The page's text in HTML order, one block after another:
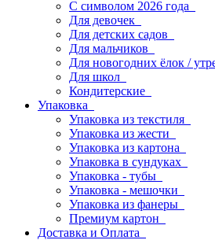
С символом 2026 года
Для девочек
Для детских садов
Для мальчиков
Для новогодних ёлок /
Для школ
Кондитерские
Упаковка
Упаковка из текстиля
Упаковка из жести
Упаковка из картона
Упаковка в сундуках
Упаковка - тубы
Упаковка - мешочки
Упаковка из фанеры
Премиум картон
Доставка и Оплата